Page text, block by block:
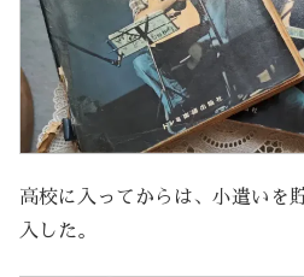
高校に入ってからは、小遣いを
入した。